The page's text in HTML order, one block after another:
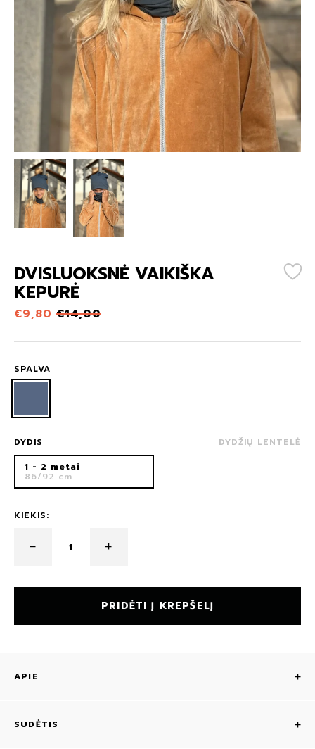
DVISLUOKSNĖ VAIKIŠKA
KEPURĖ
€9,80 €14,00
SPALVA
DYDIS
DYDŽIŲ LENTELĖ
1 - 2 metai
86/92 cm
KIEKIS:
PRIDĖTI Į KREPŠELĮ
APIE
SUDĖTIS